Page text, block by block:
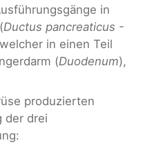
in
Ductus pancreaticus -
in einen Teil
(Duodenum),
produzierten
der drei